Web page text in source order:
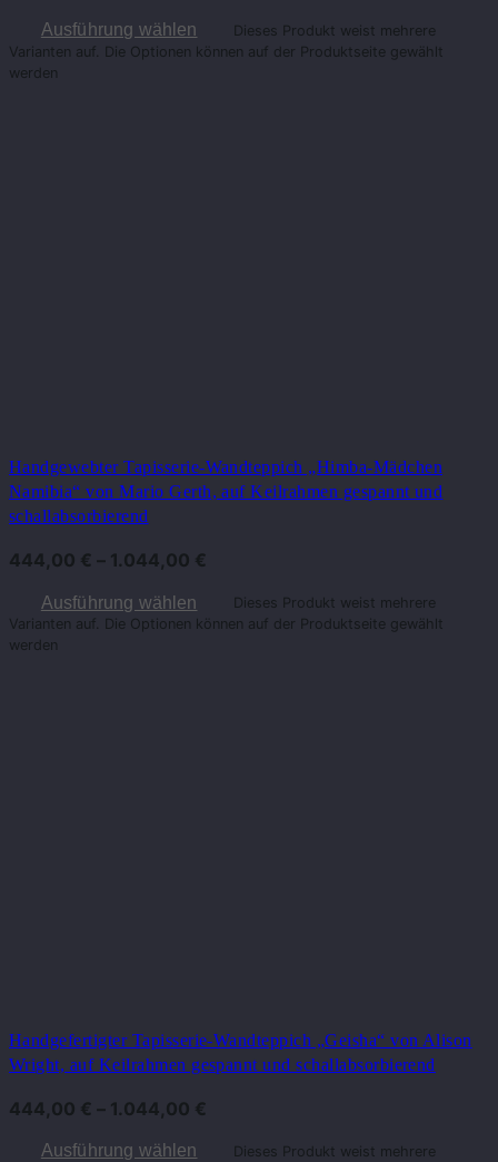
Ausführung wählen
Dieses Produkt weist mehrere
Varianten auf. Die Optionen können auf der Produktseite gewählt
werden
Handgewebter Tapisserie-Wandteppich „Himba-Mädchen
Namibia“ von Mario Gerth, auf Keilrahmen gespannt und
schallabsorbierend
444,00 € – 1.044,00 €
Ausführung wählen
Dieses Produkt weist mehrere
Varianten auf. Die Optionen können auf der Produktseite gewählt
werden
Handgefertigter Tapisserie-Wandteppich „Geisha“ von Alison
Wright, auf Keilrahmen gespannt und schallabsorbierend
444,00 € – 1.044,00 €
Ausführung wählen
Dieses Produkt weist mehrere